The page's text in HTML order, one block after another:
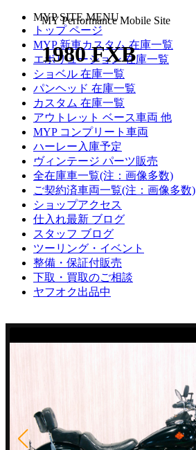
MYP SITE MENU
トップ ページ
MYP 新車カスタム 在庫一覧
エボリューション 在庫一覧
ショベル 在庫一覧
パンヘッド 在庫一覧
カスタム 在庫一覧
アウトレット ベース車両 他
MYP コンプリート車両
ハーレー入庫予定
ヴィンテージ パーツ販売
全在庫車一覧(注：画像多数)
ご契約済車両一覧(注：画像多数)
ショップアクセス
仕入れ最新 ブログ
スタッフ ブログ
ツーリング・イベント
整備・保証付販売
下取・買取のご相談
ヤフオク出品中
MY Performance Mobile Site
1980 FXB